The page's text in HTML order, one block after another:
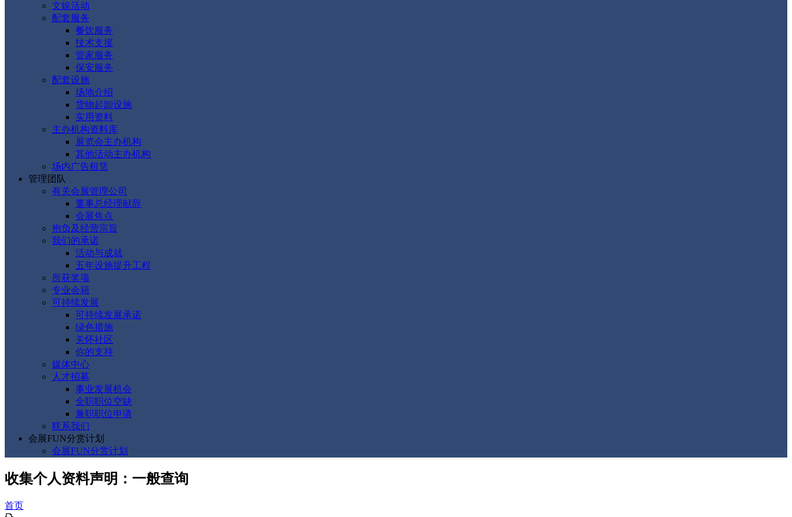
文娱活动
配套服务
餐饮服务
技术支援
管家服务
保安服务
配套设施
场地介绍
货物起卸设施
实用资料
主办机构资料库
展览会主办机构
其他活动主办机构
场内广告租赁
管理团队
有关会展管理公司
董事总经理献辞
会展焦点
抱负及经营宗旨
我们的承诺
活动与成就
五年设施提升工程
所获奖项
专业会籍
可持续发展
可持续发展承诺
绿色措施
关怀社区
你的支持
媒体中心
人才招募
事业发展机会
全职职位空缺
兼职职位申请
联系我们
会展FUN分赏计划
会展FUN分赏计划
收集个人资料声明：一般查询
首页